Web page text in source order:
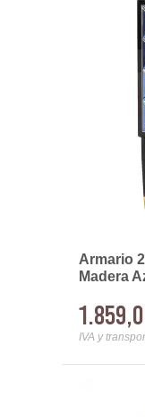
Armario
Madera
IVA y